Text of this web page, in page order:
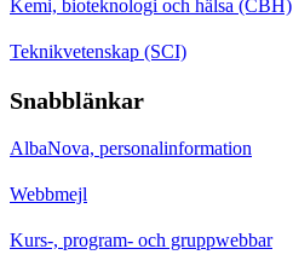
Kemi, bioteknologi och hälsa (CBH)
Teknikvetenskap (SCI)
Snabblänkar
AlbaNova, personalinformation
Webbmejl
Kurs-, program- och gruppwebbar